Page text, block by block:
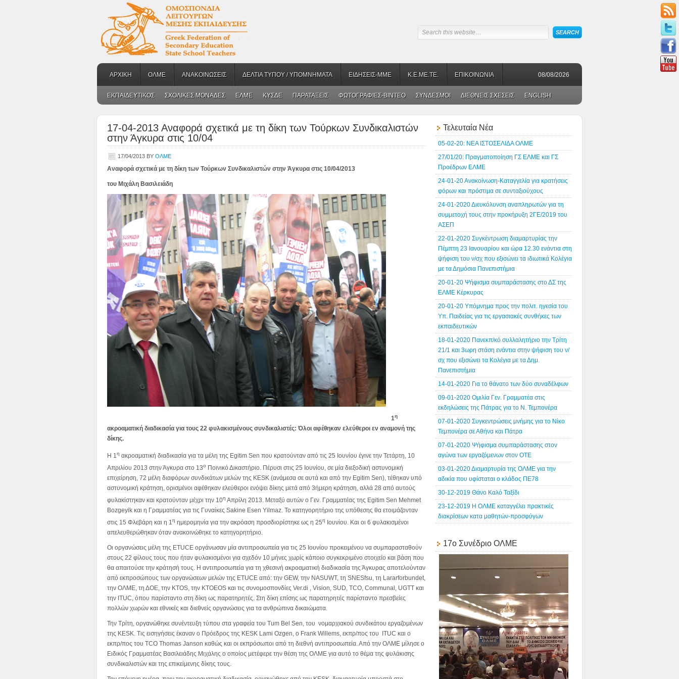
ΑΡΧΙΚΗ ΟΛΜΕ ΑΝΑΚΟΙΝΩΣΕΙΣ ΔΕΛΤΙΑ ΤΥΠΟΥ / ΥΠΟΜΝΗΜΑΤΑ ΕΙΔΗΣΕΙΣ-ΜΜΕ Κ.Ε.ΜΕ.ΤΕ. ΕΠΙΚΟΙΝΩΝΙΑ 08/08/2026
ΕΚΠΑΙΔΕΥΤΙΚΟΣ ΣΧΟΛΙΚΕΣ ΜΟΝΑΔΕΣ ΕΛΜΕ ΚΥΣΔΕ ΠΑΡΑΤΑΞΕΙΣ ΦΩΤΟΓΡΑΦΙΕΣ-BINTEO ΣΥΝΔΕΣΜΟΙ ΔΙΕΘΝΕΙΣ ΣΧΕΣΕΙΣ ENGLISH
17-04-2013 Αναφορά σχετικά με τη δίκη των Τούρκων Συνδικαλιστών
στην Άγκυρα στις 10/04
17/04/2013 BY ΟΛΜΕ
Αναφορά σχετικά με τη δίκη των Τούρκων Συνδικαλιστών στην Άγκυρα στις 10/04/2013
του Μιχάλη Βασιλειάδη
1η
ακροαματική διαδικασία για τους 22 φυλακισμένους συνδικαλιστές: Όλοι αφέθηκαν ελεύθεροι εν αναμονή της
δίκης.
Η 1η ακροαματική διαδικασία για τα μέλη της Εgitim Sen που κρατούνταν από τις 25 Ιουνίου έγινε την Τετάρτη, 10
Απριλίου 2013 στην Άγκυρα στο 13ο Ποινικό Δικαστήριο. Πέρυσι στις 25 Ιουνίου, σε μία διεξοδική αστυνομική
επιχείρηση, 72 μέλη διαφόρων συνδικάτων μελών της ΚΕSK (ανάμεσα σε αυτά και από την Egitim Sen), τέθηκαν υπό
αστυνομική κράτηση, ορισμένοι αφέθηκαν ελεύθεροι ενόψει δίκης μετά από 3ήμερη κράτηση, αλλά 28 από αυτούς
φυλακίστηκαν και κρατούνταν μέχρι την 10η Απρίλη 2013. Μεταξύ αυτών ο Γεν. Γραμματέας της Egitim Sen Mehmet
Bozgeyik και η Γραμματέας για τις Γυναίκες Sakine Esen Yilmaz. Το κατηγορητήριο της υπόθεσης θα ετοιμάζονταν
στις 15 Φλεβάρη και η 1η ημερομηνία για την ακρόαση προσδιορίστηκε ως η 25η
Ιουνίου. Και οι 6 φυλακισμένοι
απελευθερώθηκαν όταν ανακοινώθηκε το κατηγορητήριο.
Οι οργανώσεις μέλη της ETUCE οργάνωσαν μία αντιπροσωπεία για τις 25 Ιουνίου προκειμένου να συμπαρασταθούν
στους 22 φίλους τους που ήταν φυλακισμένοι για σχεδόν 10 μήνες χωρίς κάποιο συγκεκριμένο στοιχείο και βάση που
θα απαιτούσε την κράτησή τους. Η αντιπροσωπεία για τη χθεσινή ακροαματική διαδικασία της Άγκυρας αποτελούνταν
από εκπροσώπους των οργανώσεων μελών της ETUCE από: την GEW, την NASUWT, τη SNESfsu, τη Lararforbundet,
την ΟΛΜΕ, τη ΔΟΕ, την KTOS, την KTOEOS και τις συνομοσπονδίες Ver.di , Vision, SUD, TCO, Communal, UGTT και
την ITUC, όπου παρίσταντο στη δίκη ως παρατηρητές. Στη δίκη επίσης ως παρατηρητές παρίσταντο πρεσβείες
πολλών χωρών και εθνικές και διεθνείς οργανώσεις για τα ανθρώπινα δικαιώματα.
Την Τρίτη, οργανώθηκε συνέντευξη τύπου στα γραφεία του Tum Bel Sen, του νομαρχιακού συνδικάτου εργαζομένων
της KESK. Τις εισηγήσεις έκαναν ο Πρόεδρος της KESK Lami Ozgen, ο Frank Willems, εκπρ/πος του ITUC και ο
εκπρ/πος του TCO Thomas Janson καθώς και οι εκπρόσωποι από τη διεθνή αντιπροσωπεία. Από την ΟΛΜΕ μίλησε ο
Ειδικός Γραμματέας Βασιλειάδης Μιχάλης ο οποίος μετέφερε την θέση της ΟΛΜΕ για αυτό το θέμα της φυλάκισης
συνδικαλιστών και της επικείμενης δίκης τους.
Τελευταία Νέα
05-02-20: ΝΕΑ ΙΣΤΟΣΕΛΙΔΑ ΟΛΜΕ
27/01/20: Πραγματοποίηση ΓΣ ΕΛΜΕ και ΓΣ
Προέδρων ΕΛΜΕ
24-01-20 Ανακοίνωση-Καταγγελία για κρατήσεις
φόρων και πρόστιμα σε συνταξιούχους
24-01-2020 Διευκόλυνση αναπληρωτών για τη
συμμετοχή τους στην προκήρυξη 2ΓΕ/2019 του
ΑΣΕΠ
22-01-2020 Συγκέντρωση διαμαρτυρίας την
Πέμπτη 23 Ιανουαρίου και ώρα 12.30 ενάντια στη
ψήφιση του ν/σχ που εξισώνει τα ιδιωτικά Κολέγια
με τα Δημόσια Πανεπιστήμια
20-01-20 Ψήφισμα συμπαράστασης στο ΔΣ της
ΕΛΜΕ Κέρκυρας
20-01-20 Υπόμνημα προς την πολιτ. ηγεσία του
Υπ. Παιδείας για τις εργασιακές συνθήκες των
εκπαιδευτικών
18-01-2020 Πανεκπ/κό συλλαλητήριο την Τρίτη
21/1 και 3ωρη στάση ενάντια στην ψήφιση του ν/
σχ που εξισώνει τα Κολέγια με τα Δημ.
Πανεπιστήμια
14-01-2020 Για το θάνατο των δύο συναδέλφων
09-01-2020 Ομιλία Γεν. Γραμματέα στις
εκδηλώσεις της Πάτρας για το Ν. Τεμπονέρα
07-01-2020 Συγκεντρώσεις μνήμης για το Νίκο
Τεμπονέρα σε Αθήνα και Πάτρα
07-01-2020 Ψήφισμα συμπαράστασης στον
αγώνα των εργαζόμενων στον ΟΤΕ
03-01-2020 Διαμαρτυρία της ΟΛΜΕ για την
αδικία που υφίσταται ο κλάδος ΠΕ78
30-12-2019 Θάνο Καλό Ταξίδι
23-12-2019 Η ΟΛΜΕ καταγγέλει πρακτικές
διακρίσεων κατα μαθητών-προσφύγων
17o Συνέδριο ΟΛΜΕ